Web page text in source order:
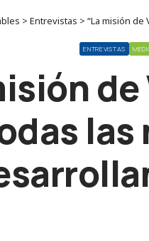
> Entrevistas > “La misión
ENTREVISTAS
las